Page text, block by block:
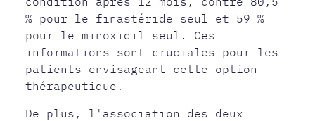
% pour le finastéride seul et 59 %
pour le minoxidil seul. Ces
informations sont cruciales pour les
patients envisageant cette option
thérapeutique.
De plus, l'association des deux